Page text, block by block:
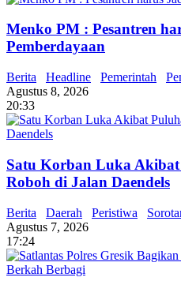
Menko PM : Pesantren
Pemberdayaan
Berita Headline Pemerintah
Agustus 8, 2026
20:33
Satu Korban Luka
Roboh di Jalan Daendels
Berita Daerah Peristiwa
Agustus 7, 2026
17:24